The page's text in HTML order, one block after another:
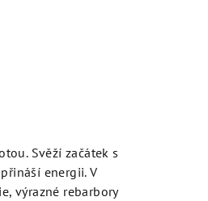
Svěží začátek s
energii. V
výrazné rebarbory